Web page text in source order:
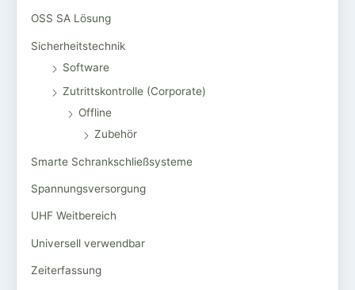
OSS SA Lösung
Sicherheitstechnik
Software
Zutrittskontrolle (Corporate)
Offline
Zubehör
Smarte Schrankschließsysteme
Spannungsversorgung
UHF Weitbereich
Universell verwendbar
Zeiterfassung